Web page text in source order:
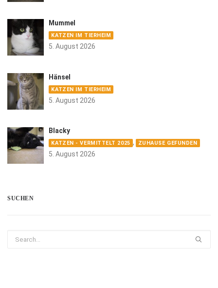
Mummel
KATZEN IM TIERHEIM
5. August 2026
Hänsel
KATZEN IM TIERHEIM
5. August 2026
Blacky
KATZEN - VERMITTELT 2025 , ZUHAUSE GEFUNDEN
5. August 2026
SUCHEN